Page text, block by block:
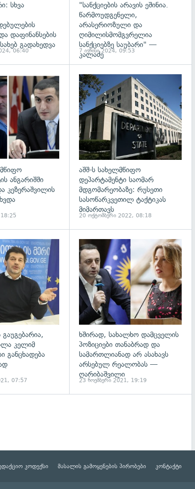
სხვა
დაფინანსების
გადახედვა
06:40
"სანქციების არავის ეშინია.
წარმოუდგენელი,
არასერიოზული და
ღიმილისმომგვრელია
სანქციებზე საუბარი" —
კალაძე
7 ივნისი 2024, 09:53
გადახედვა
ანგარიშში
კეზერაშვილის
აშშ-ს სახელმწიფო
დეპარტამენტი საომარ
მდგომარეობაზე: რუსეთი
სასოწარკვეთილ ტაქტიკას
მიმართავს
20 ოქტომბერი 2022, 08:18
გადახედვა
კელიმ
განცხადება
07:57
ხშირად, სახალხო დამცველის
პოზიციები თანაბრად და
სამართლიანად არ ასახავს
არსებულ რეალობას —
ღარიბაშვილი
23 ნოემბერი 2021, 19:19
კოდექსი მასალის გამოყენების პირობები კონტაქტი